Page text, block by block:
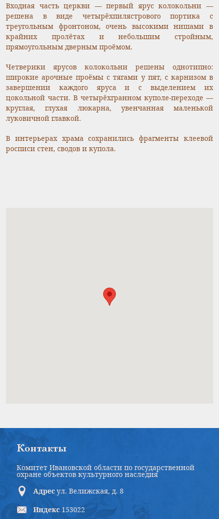
Входная часть церкви — первый ярус колокольни —
решена в виде четырёхпилястрового портика с
треугольным фронтоном, очень высокими нишами в
крайних пролётах и небольшим стройным,
прямоугольным дверным проёмом.
Четверики ярусов колокольни решены однотипно:
широкие арочные проёмы с тягами у пят, с карнизом в
завершении каждого яруса и с выделением их
цокольной части. В четырёхгранном куполе-переходе —
круглая, глухая люкарна, увенчанная маленькой
луковичной главкой.
В интерьерах храма сохранились фрагменты клеевой
росписи стен, сводов и купола.
Контакты
Комитет Ивановской области по государственной
охране объектов культурного наследия
Адрес ул. Велижская, д. 8
Индекс 153022